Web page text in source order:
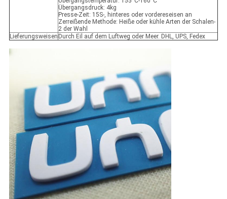
Übergangsdruck: 4kg
Presse-Zeit: 15S-, hinteres oder vordereseisen an
Zerreißende Methode: Heiße oder kühle Arten der Schalen-
2 der Wahl
Lieferungsweisen Durch Eil auf dem Luftweg oder Meer. DHL, UPS, Fedex